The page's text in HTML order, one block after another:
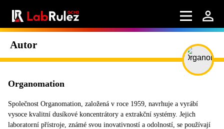
Autor
Organomation
Společnost Organomation, založená v roce 1959, navrhuje a vyrábí
vysoce kvalitní dusíkové koncentrátory a extrakční systémy. Jejich
laboratorní přístroje, známé svou inovativností a odolností, se používají